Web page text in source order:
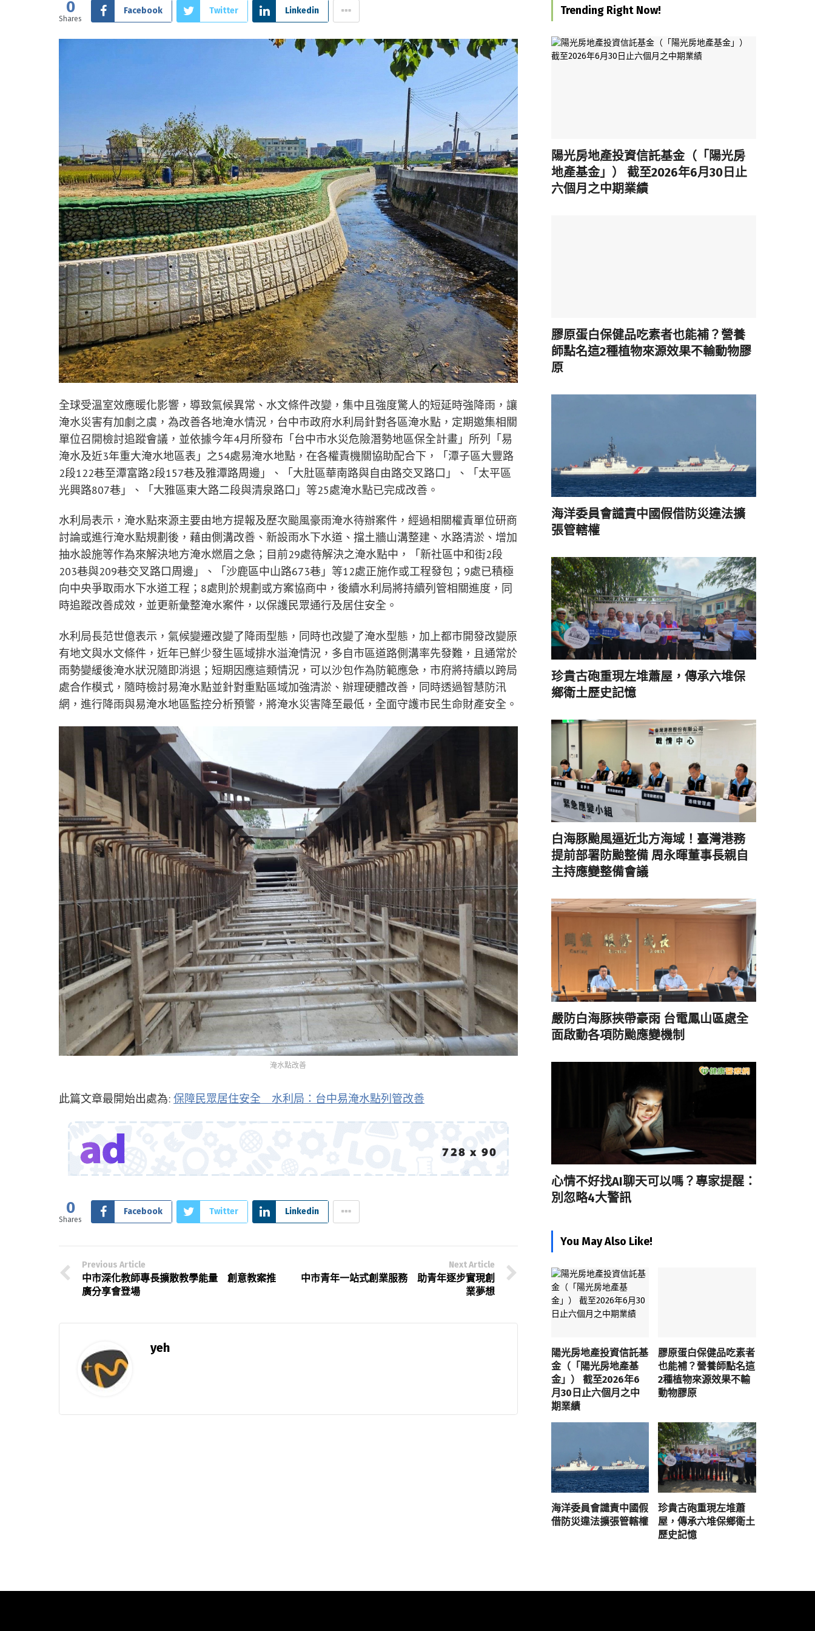
0
Shares
Facebook Twitter Linkedin
全球受溫室效應暖化影響，導致氣候異常、水文條件改變，集中且強度驚人的短延時強降雨，讓
淹水災害有加劇之虞，為改善各地淹水情況，台中市政府水利局針對各區淹水點，定期邀集相關
單位召開檢討追蹤會議，並依據今年4月所發布「台中市水災危險潛勢地區保全計畫」所列「易
淹水及近3年重大淹水地區表」之54處易淹水地點，在各權責機關協助配合下，「潭子區大豐路
2段122巷至潭富路2段157巷及雅潭路周邊」、「大肚區華南路與自由路交叉路口」、「太平區
光興路807巷」、「大雅區東大路二段與清泉路口」等25處淹水點已完成改善。
水利局表示，淹水點來源主要由地方提報及歷次颱風豪雨淹水待辦案件，經過相關權責單位研商
討論或進行淹水點規劃後，藉由側溝改善、新設雨水下水道、擋土牆山溝整建、水路清淤、增加
抽水設施等作為來解決地方淹水燃眉之急；目前29處待解決之淹水點中，「新社區中和街2段
203巷與209巷交叉路口周邊」、「沙鹿區中山路673巷」等12處正施作或工程發包；9處已積極
向中央爭取雨水下水道工程；8處則於規劃或方案協商中，後續水利局將持續列管相關進度，同
時追蹤改善成效，並更新彙整淹水案件，以保護民眾通行及居住安全。
水利局長范世億表示，氣候變遷改變了降雨型態，同時也改變了淹水型態，加上都市開發改變原
有地文與水文條件，近年已鮮少發生區域排水溢淹情況，多自市區道路側溝率先發難，且通常於
雨勢變緩後淹水狀況隨即消退；短期因應這類情況，可以沙包作為防範應急，市府將持續以跨局
處合作模式，隨時檢討易淹水點並針對重點區域加強清淤、辦理硬體改善，同時透過智慧防汛
網，進行降雨與易淹水地區監控分析預警，將淹水災害降至最低，全面守護市民生命財產安全。
淹水點改善
此篇文章最開始出處為: 保障民眾居住安全 水利局：台中易淹水點列管改善
0
Shares
Facebook Twitter Linkedin
Previous Article
中市深化教師專長擴散教學能量 創意教案推
廣分享會登場
Next Article
中市青年一站式創業服務 助青年逐步實現創
業夢想
yeh
Trending Right Now!
陽光房地產投資信託基金（「陽光房
地產基金」） 截至2026年6月30日止
六個月之中期業績
膠原蛋白保健品吃素者也能補？營養
師點名這2種植物來源效果不輸動物膠
原
海洋委員會譴責中國假借防災違法擴
張管轄權
珍貴古砲重現左堆蕭屋，傳承六堆保
鄉衛土歷史記憶
白海豚颱風逼近北方海域！臺灣港務
提前部署防颱整備 周永暉董事長親自
主持應變整備會議
嚴防白海豚挾帶豪雨 台電鳳山區處全
面啟動各項防颱應變機制
心情不好找AI聊天可以嗎？專家提醒：
別忽略4大警訊
You May Also Like!
陽光房地產投資信託基
金（「陽光房地產基
金」） 截至2026年6
月30日止六個月之中
期業績
膠原蛋白保健品吃素者
也能補？營養師點名這
2種植物來源效果不輸
動物膠原
海洋委員會譴責中國假
借防災違法擴張管轄權
珍貴古砲重現左堆蕭
屋，傳承六堆保鄉衛土
歷史記憶